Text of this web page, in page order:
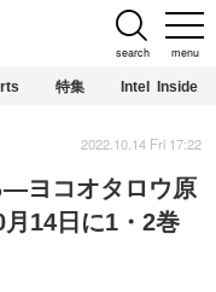
menu
search
特集 Intel Inside
―ヨコオタロウ原
14日に1・2巻
2022.10.14 Fri 17:22